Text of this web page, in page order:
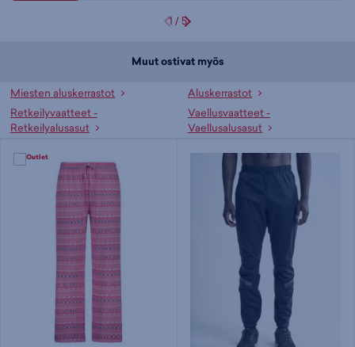
1 /5
Muut ostivat myös
Miesten aluskerrastot
Aluskerrastot
Retkeilyvaatteet -
Retkeilyalusasut
Vaellusvaatteet -
Vaellusalusasut